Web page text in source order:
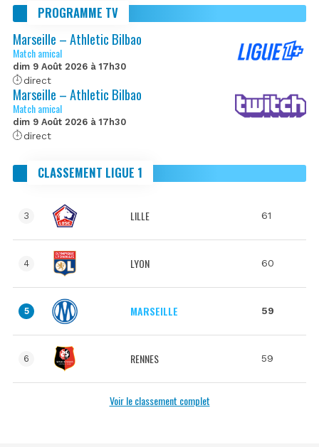
PROGRAMME TV
Marseille – Athletic Bilbao
Match amical
dim 9 Août 2026 à 17h30
direct
Marseille – Athletic Bilbao
Match amical
dim 9 Août 2026 à 17h30
direct
CLASSEMENT LIGUE 1
3 LILLE 61
4 LYON 60
5 MARSEILLE 59
6 RENNES 59
Voir le classement complet